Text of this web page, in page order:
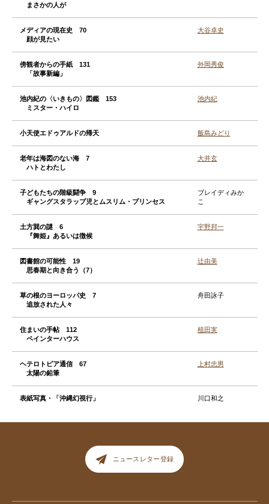
まさかの人が
メディアの現在史 70
顔が見たい
大谷卓史
傍観者からの手紙 131
「故事新編」
外岡秀俊
池内紀の〈いきもの〉図鑑 153
ミスター・ハイロ
池内紀
小天使エドゥアルドの帰天 飯島みどり
老年は海図のない海 7
ハトとわたし
大井玄
子どもたちの階級闘争 9
ギャングスタラップ児とムスリム・プリンセス
ブレイディみか
こ
土方巽の謎 6
『舞姫』あるいは徴候
宇野邦一
図書館の可能性 19
思春期と向き合う（7）
辻由美
草の根のヨーロッパ史 7
追放された人々
舟田詠子
住まいの手帖 112
ペインターハウス
植田実
ヘテロトピア通信 67
太陽の鉛筆
上村忠男
表紙写真・「沖縄幻視行」 川口和之
ニュースレター登録